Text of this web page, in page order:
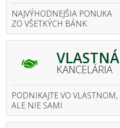
NAJVÝHODNEJŠIA PONUKA
ZO VŠETKÝCH BÁNK
VLASTNÁ
KANCELÁRIA
PODNIKAJTE VO VLASTNOM,
ALE NIE SAMI